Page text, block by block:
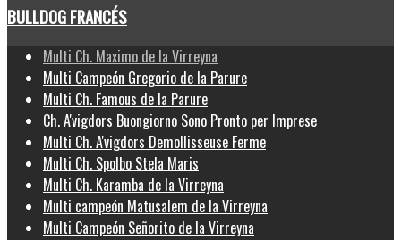
BULLDOG FRANCÉS
Multi Ch. Maximo de la Virreyna
Multi Campeón Gregorio de la Parure
Multi Ch. Famous de la Parure
Ch. A'vigdors Buongiorno Sono Pronto per Imprese
Multi Ch. A'vigdors Demollisseuse Ferme
Multi Ch. Spolbo Stela Maris
Multi Ch. Karamba de la Virreyna
Multi campeón Matusalem de la Virreyna
Multi Campeón Señorito de la Virreyna